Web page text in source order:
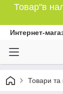
Товар"в
Интернет-
Товари та